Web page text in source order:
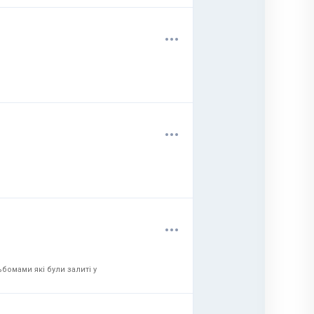
...
...
...
які були залиті у